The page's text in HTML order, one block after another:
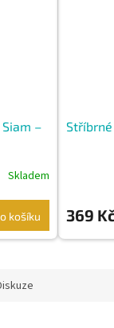
–
Skladem
košíku 369